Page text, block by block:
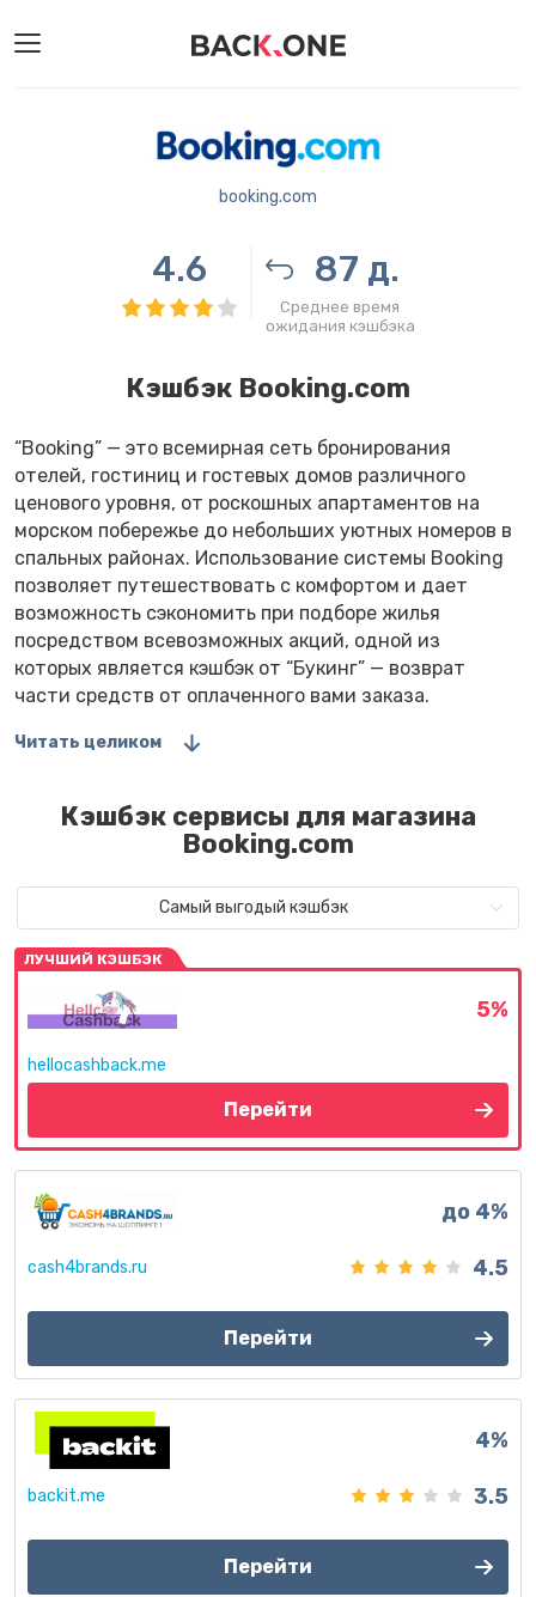
booking.com
4.6 87 д.
Среднее время
ожидания кэшбэка
Кэшбэк Booking.com
“Вooking” — это всемирная сеть бронирования
отелей, гостиниц и гостевых домов различного
ценового уровня, от роскошных апартаментов на
морском побережье до небольших уютных номеров в
спальных районах. Использование системы Вooking
позволяет путешествовать с комфортом и дает
возможность сэкономить при подборе жилья
посредством всевозможных акций, одной из
которых является кэшбэк от “Букинг” — возврат
части средств от оплаченного вами заказа.
Читать целиком
Кэшбэк сервисы для магазина
Booking.com
Самый выгодый кэшбэк
ЛУЧШИЙ КЭШБЭК
hellocashback.me
5%
Перейти
cash4brands.ru
до 4%
4.5
Перейти
backit.me
4%
3.5
Перейти